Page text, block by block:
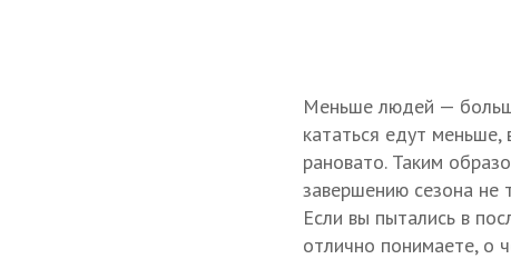
Меньше людей —
кататься едут
рановато. Таким
завершению сезона не
Если вы пытались в
отлично понимаете, о